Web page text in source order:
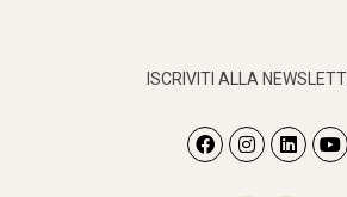
ISCRIVITI ALLA